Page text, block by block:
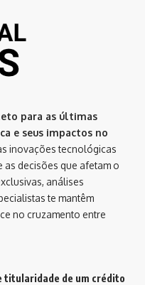
para as últimas
e seus impactos no
inovações tecnológicas
decisões que afetam o
análises
te mantêm
no cruzamento entre
titularidade de um crédito